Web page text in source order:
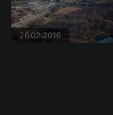
26.02.2016